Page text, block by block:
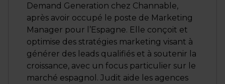
Demand Generation chez Channable,
après avoir occupé le poste de Marketing
Manager pour l’Espagne. Elle conçoit et
optimise des stratégies marketing visant à
générer des leads qualifiés et à soutenir la
croissance, avec un focus particulier sur le
marché espagnol. Judit aide les agences